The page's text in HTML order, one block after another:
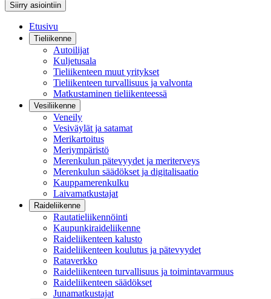
Siirry asiointiin
Etusivu
Tieliikenne
Autoilijat
Kuljetusala
Tieliikenteen muut yritykset
Tieliikenteen turvallisuus ja valvonta
Matkustaminen tieliikenteessä
Vesiliikenne
Veneily
Vesiväylät ja satamat
Merikartoitus
Meriympäristö
Merenkulun pätevyydet ja meriterveys
Merenkulun säädökset ja digitalisaatio
Kauppamerenkulku
Laivamatkustajat
Raideliikenne
Rautatieliikennöinti
Kaupunkiraideliikenne
Raideliikenteen kalusto
Raideliikenteen koulutus ja pätevyydet
Rataverkko
Raideliikenteen turvallisuus ja toimintavarmuus
Raideliikenteen säädökset
Junamatkustajat